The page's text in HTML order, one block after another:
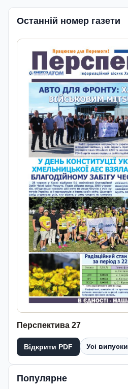
Останній номер газети
Перспектива 27
Відкрити PDF Усі випуски
Популярне